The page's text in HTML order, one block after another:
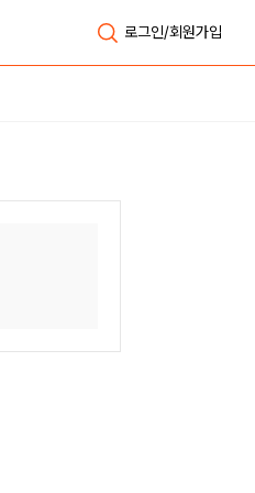
로그인/회원가입